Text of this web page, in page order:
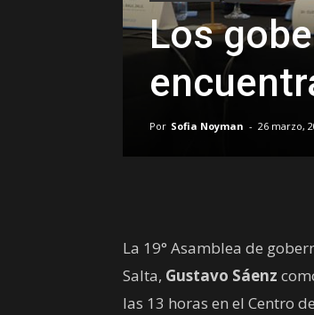
Los
Por Sofia Noyman - 26 marzo,
La 19° Asamblea de
Salta, Gustavo Sáenz
las 13 horas en el Centro